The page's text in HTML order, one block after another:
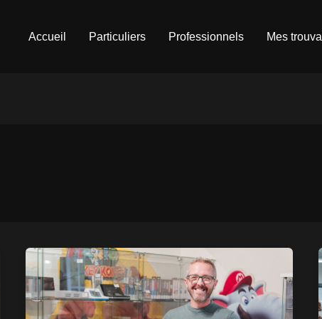
Accueil Particuliers Professionnels Mes